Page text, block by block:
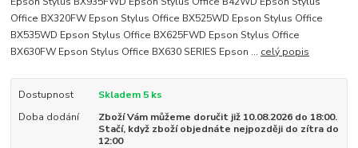
Office BX320FW Epson Stylus Office BX525WD Epson Stylus Office
BX535WD Epson Stylus Office BX625FWD Epson Stylus Office
BX630FW Epson Stylus Office BX630 SERIES Epson ... celý popis
Dostupnost
Skladem 5 ks
Doba dodání
Zboží Vám můžeme doručit již 10.08.2026 do 18:00.
Stačí, když zboží objednáte nejpozději do zítra do
12:00